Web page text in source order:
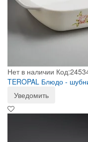
Нет в наличии
TEROPAL Блюдо -
Уведомить